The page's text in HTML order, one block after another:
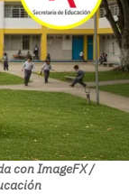
con ImageFX /